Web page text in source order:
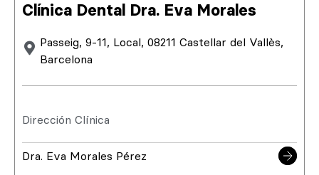
Clínica Dental Dra. Eva Morales
Passeig, 9-11, Local, 08211 Castellar del Vallès,
Barcelona
Dirección Clínica
Dra. Eva Morales Pérez